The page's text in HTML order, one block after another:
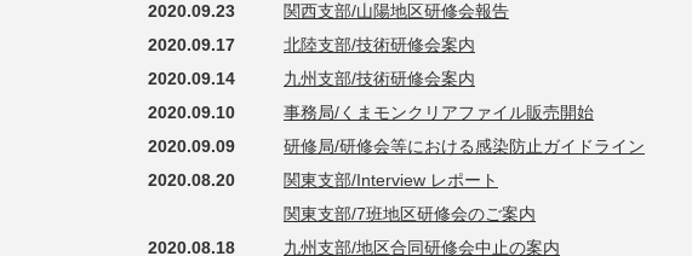
2020.09.23
関西支部/山陽地区研修会報告
2020.09.17
北陸支部/技術研修会案内
2020.09.14
九州支部/技術研修会案内
2020.09.10
事務局/くまモンクリアファイル販売開始
2020.09.09
研修局/研修会等における感染防止ガイドライン
2020.08.20
関東支部/Interview レポート
関東支部/7班地区研修会のご案内
2020.08.18
九州支部/地区合同研修会中止の案内